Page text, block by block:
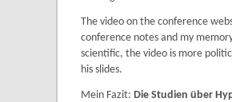
The video on the conference
conference notes and my
scientific, the video is more
his slides.
Mein Fazit: Die Studien über